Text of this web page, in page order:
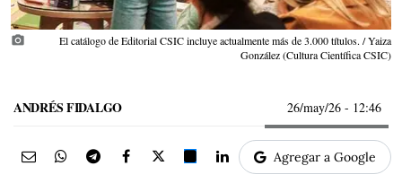
photo_camera
El catálogo de Editorial CSIC incluye actualmente más de 3.000 títulos. / Yaiza
González (Cultura Científica CSIC)
ANDRÉS FIDALGO 26/may/26 - 12:46
Agregar a Google